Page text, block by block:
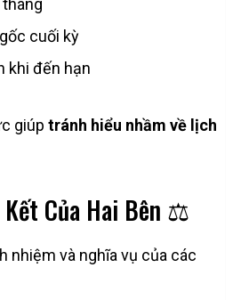
cuối kỳ
khi đến hạn
giúp tránh hiểu nhầm về lịch
Của Hai Bên ⚖️
nhiệm và nghĩa vụ của các